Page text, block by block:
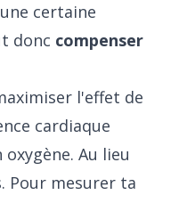
certaine
donc compenser
l'effet de
cardiaque
Au lieu
Pour mesurer ta